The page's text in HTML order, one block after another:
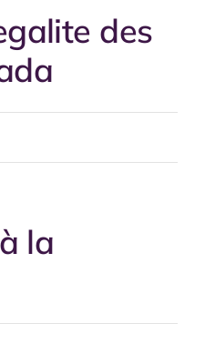
des
la